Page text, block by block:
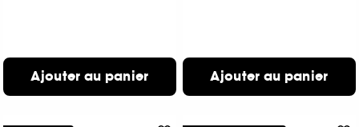
Ajouter au panier Ajouter au panier